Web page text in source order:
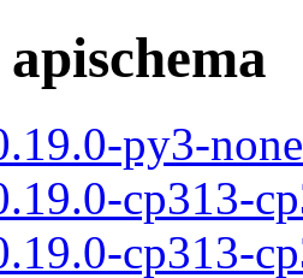
py3-
cp313-
cp313-